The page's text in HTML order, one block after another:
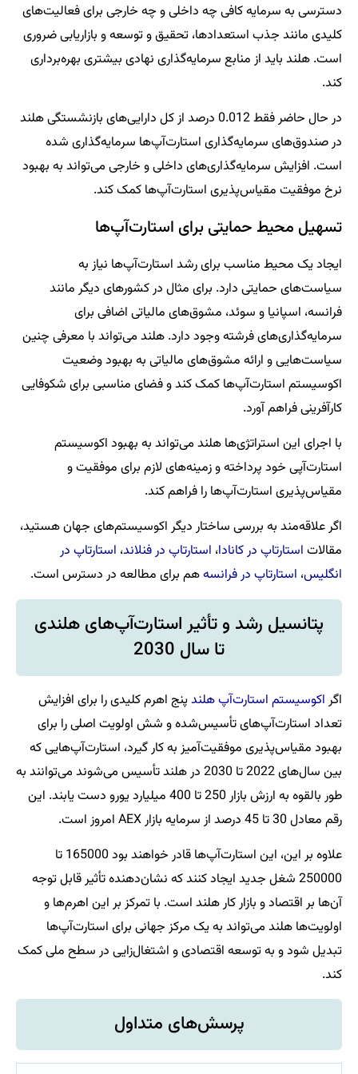
دسترسی به سرمایه کافی چه داخلی و چه خارجی برای فعالیت‌های
کلیدی مانند جذب استعدادها، تحقیق و توسعه و بازاریابی ضروری
است. هلند باید از منابع سرمایه‌گذاری نهادی بیشتری بهره‌برداری
کند.
در حال حاضر فقط 0.012 درصد از کل دارایی‌های بازنشستگی هلند
در صندوق‌های سرمایه‌گذاری استارت‌آپ‌ها سرمایه‌گذاری شده
است. افزایش سرمایه‌گذاری‌های داخلی و خارجی می‌تواند به بهبود
نرخ موفقیت مقیاس‌پذیری استارت‌آپ‌ها کمک کند.
تسهیل محیط حمایتی برای استارت‌آپ‌ها
ایجاد یک محیط مناسب برای رشد استارت‌آپ‌ها نیاز به
سیاست‌های حمایتی دارد. برای مثال در کشورهای دیگر مانند
فرانسه، اسپانیا و سوئد، مشوق‌های مالیاتی اضافی برای
سرمایه‌گذاری‌های فرشته وجود دارد. هلند می‌تواند با معرفی چنین
سیاست‌هایی و ارائه مشوق‌های مالیاتی به بهبود وضعیت
اکوسیستم استارت‌آپ‌ها کمک کند و فضای مناسبی برای شکوفایی
کارآفرینی فراهم آورد.
با اجرای این استراتژی‌ها هلند می‌تواند به بهبود اکوسیستم
استارت‌آپی خود پرداخته و زمینه‌های لازم برای موفقیت و
مقیاس‌پذیری استارت‌آپ‌ها را فراهم کند.
اگر علاقه‌مند به بررسی ساختار دیگر اکوسیستم‌های جهان هستید،
مقالات استارتاپ در کانادا، استارتاپ در فنلاند، استارتاپ در
انگلیس، استارتاپ در فرانسههم برای مطالعه در دسترس است.
پتانسیل رشد و تأثیر استارت‌آپ‌های هلندی
تا سال 2030
اگر اکوسیستم استارت‌آپ هلندپنج اهرم کلیدی را برای افزایش
تعداد استارت‌آپ‌های تأسیس‌شده و شش اولویت اصلی را برای
بهبود مقیاس‌پذیری موفقیت‌آمیز به کار گیرد، استارت‌آپ‌هایی که
بین سال‌های 2022 تا 2030 در هلند تأسیس می‌شوند می‌توانند به
طور بالقوه به ارزش بازار 250 تا 400 میلیارد یورو دست یابند. این
رقم معادل 30 تا 45 درصد از سرمایه بازار AEX امروز است.
علاوه بر این، این استارت‌آپ‌ها قادر خواهند بود 165000 تا
250000 شغل جدید ایجاد کنند که نشان‌دهنده تأثیر قابل توجه
آن‌ها بر اقتصاد و بازار کار هلند است. با تمرکز بر این اهرم‌ها و
اولویت‌ها هلند می‌تواند به یک مرکز جهانی برای استارت‌آپ‌ها
تبدیل شود و به توسعه اقتصادی و اشتغال‌زایی در سطح ملی کمک
کند.
پرسش‌های متداول